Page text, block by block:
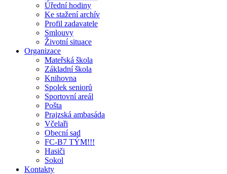
Úřední hodiny
Ke stažení archív
Profil zadavatele
Smlouvy
Životní situace
Organizace
Mateřská škola
Základní škola
Knihovna
Spolek seniorů
Sportovní areál
Pošta
Prajzská ambasáda
Včelaři
Obecní sad
FC-B7 TÝM!!!
Hasiči
Sokol
Kontakty